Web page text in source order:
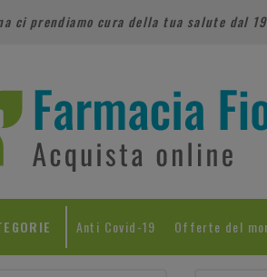
ci prendiamo cura della tua salute dal
Anti Covid-19 Offerte del